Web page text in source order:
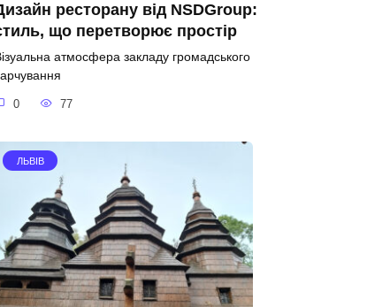
ресторану від NSDGroup:
що перетворює простір
атмосфера закладу громадського
0 77
ЛЬВІВ